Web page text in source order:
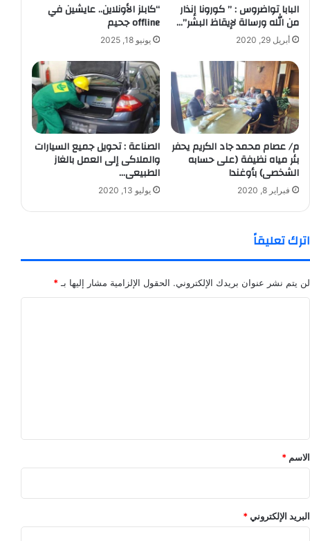
البابا تواضروس : ” كورونا إنذار
من الله ورسالة لإيقاظ البشر”…
أبريل 29, 2020
“كابلز الأونلاين.. عايشين في
offline جحيم
يونيو 18, 2025
م/ عصام محمد جاد الكريم يحفر
بئر مياه نظيفة (على حسابه
الشخصى) بأوغندا
فبراير 8, 2020
الصناعة : تحويل جميع السيارات
والملاكى إلى العمل بالغاز
الطبيعى…
يوليو 13, 2020
اترك تعليقاً
لن يتم نشر عنوان بريدك الإلكتروني. الحقول الإلزامية مشار إليها بـ *
*
الاسم *
البريد الإلكتروني*